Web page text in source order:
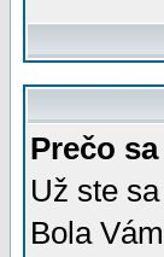
Prečo
Už ste
Bola